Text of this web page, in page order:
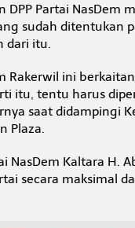
DPP Partai NasDem
sudah ditentukan
dari itu.
Rakerwil ini
itu, tentu harus
saat didampingi
Plaza.
NasDem Kaltara H.
secara maksimal